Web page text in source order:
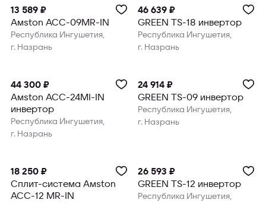
13 589 ₽
Amston ACC-09MR-IN
Республика Ингушетия,
г. Назрань
46 639 ₽
GREEN TS-18 инвертор
Республика Ингушетия,
г. Назрань
44 300 ₽
Amston ACC-24MI-IN
инвертор
Республика Ингушетия,
г. Назрань
24 914 ₽
GREEN TS-09 инвертор
Республика Ингушетия,
г. Назрань
18 250 ₽
Сплит-система Amston
ACC-12 MR-IN
26 593 ₽
GREEN TS-12 инвертор
Республика Ингушетия,